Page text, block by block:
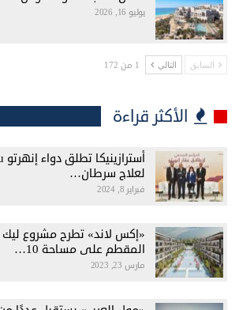
يوليو 16, 2026
السابق التالي 1 من 172
الأكثر قراءة
لعلاج سرطان…
فبراير 8, 2024
«إكس لاند» تطرح مشروع
المقطم على مساحة 10…
مارس 23, 2023